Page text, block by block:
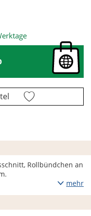
Rollbündchen an
mehr